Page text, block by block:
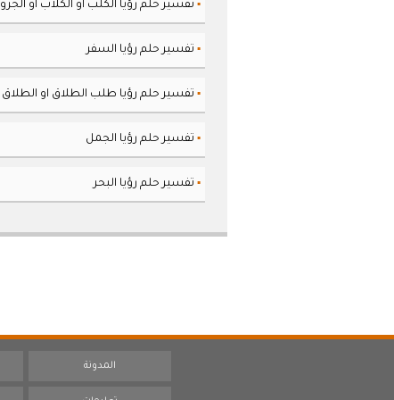
▪ تفسير حلم رؤيا الكلب او الكلاب او الجرو
▪ تفسير حلم رؤيا السفر
▪ تفسير حلم رؤيا طلب الطلاق او الطلاق
▪ تفسير حلم رؤيا الجمل
▪ تفسير حلم رؤيا البحر
المدونة